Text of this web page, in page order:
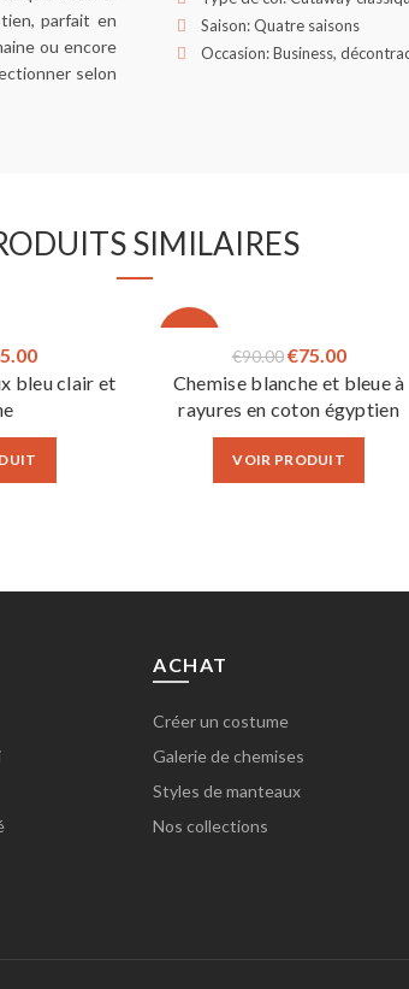
parfait en
ou encore
selon
Saison: Quatre saisons
Occasion: Business,
SIMILAIRES
:
Le
prix
est :
bleu clair et
€90.00Le
prix
initial
était :
€75.00Le
prix
actuel
est :
Chemise blanche et bleue à
rayures en coton égyptien
VOIR PRODUIT
ACHAT
Créer un costume
Galerie de chemises
Styles de manteaux
Nos collections